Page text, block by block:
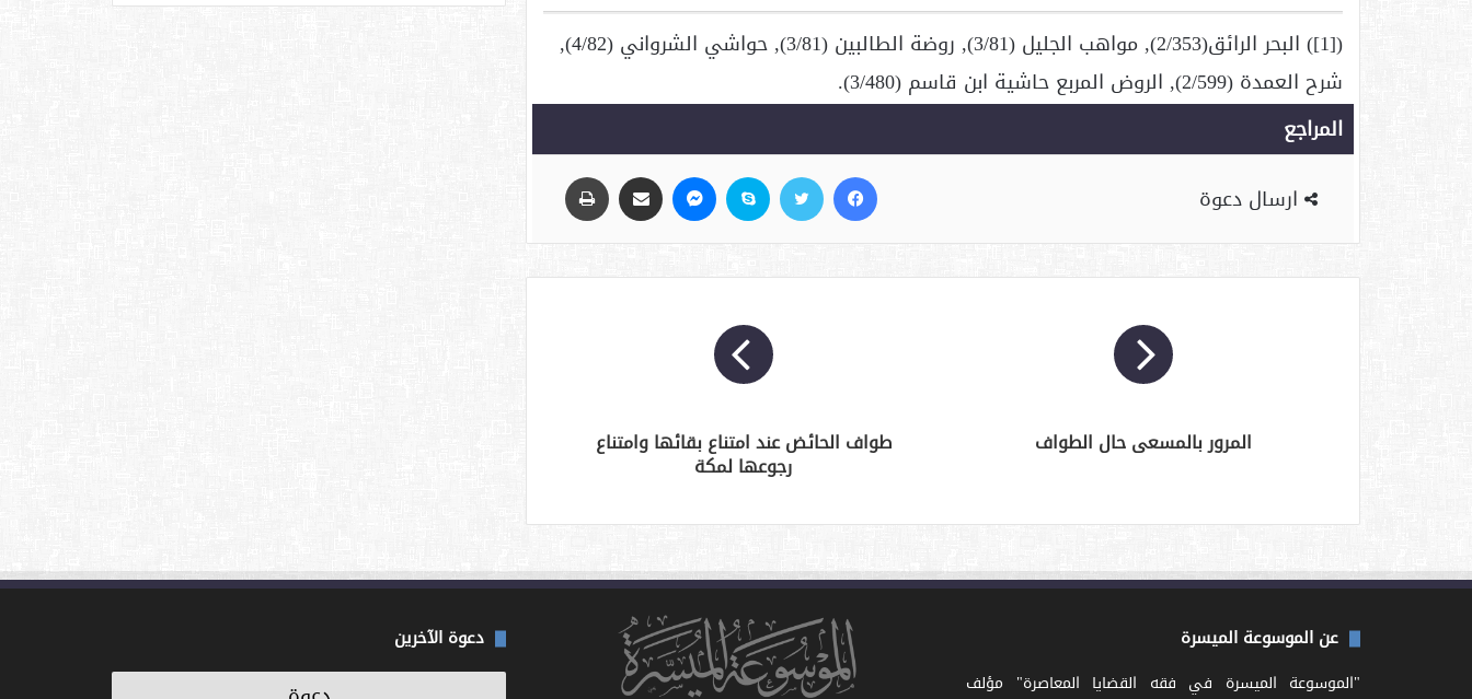
([1]) البحر الرائق(2/353), مواهب الجليل (3/81), روضة الطالبين (3/81), حواشي الشرواني (4/82),
شرح العمدة (2/599), الروض المربع حاشية ابن قاسم (3/480).
المراجع
ارسال دعوة
المرور بالمسعى حال الطواف طواف الحائض عند امتناع بقائها وامتناع
رجوعها لمكة
عن الموسوعة الميسرة
"الموسوعة الميسرة في فقه القضايا المعاصرة" مؤلف
دعوة الآخرين